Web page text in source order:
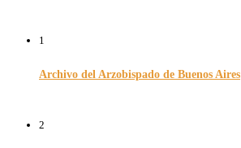
1
Archivo del Arzobispado de Buenos Aires
2